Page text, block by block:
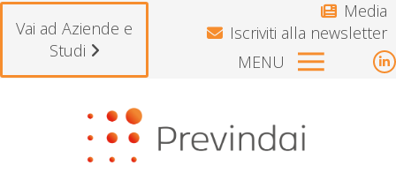
Vai ad Aziende e
Studi
Media
Iscriviti alla newsletter
MENU
Si avvisano gli iscritti che il Fondo